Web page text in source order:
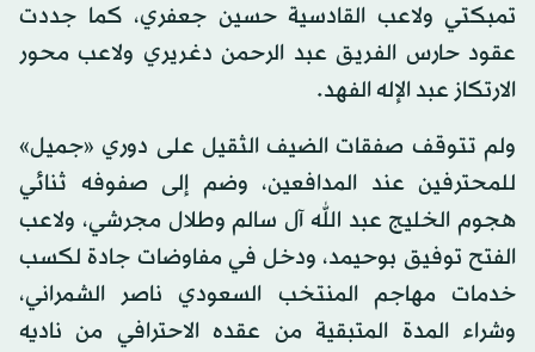
تمبكتي ولاعب القادسية حسين جعفري، كما جددت
عقود حارس الفريق عبد الرحمن دغريري ولاعب محور
الارتكاز عبد الإله الفهد.
ولم تتوقف صفقات الضيف الثقيل على دوري «جميل»
للمحترفين عند المدافعين، وضم إلى صفوفه ثنائي
هجوم الخليج عبد الله آل سالم وطلال مجرشي، ولاعب
الفتح توفيق بوحيمد، ودخل في مفاوضات جادة لكسب
خدمات مهاجم المنتخب السعودي ناصر الشمراني،
وشراء المدة المتبقية من عقده الاحترافي من ناديه